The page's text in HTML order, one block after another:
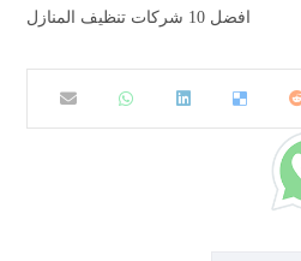
افضل 10 شركات تنظيف المنازل